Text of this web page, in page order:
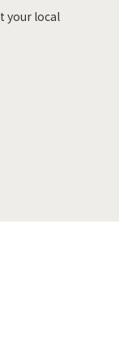
your local